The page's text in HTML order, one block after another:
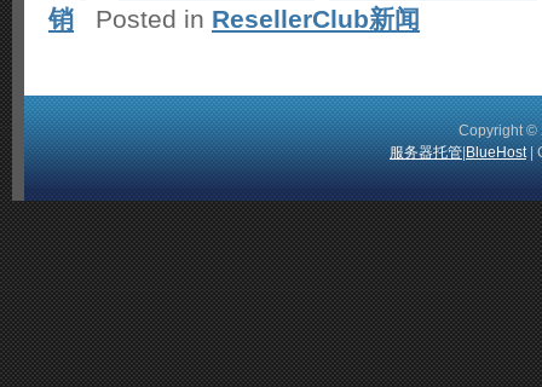
销 Posted in ResellerClub新闻
Copyright ©
服务器托管| BlueHost|